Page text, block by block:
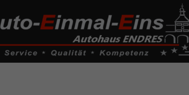
Points to address or value: